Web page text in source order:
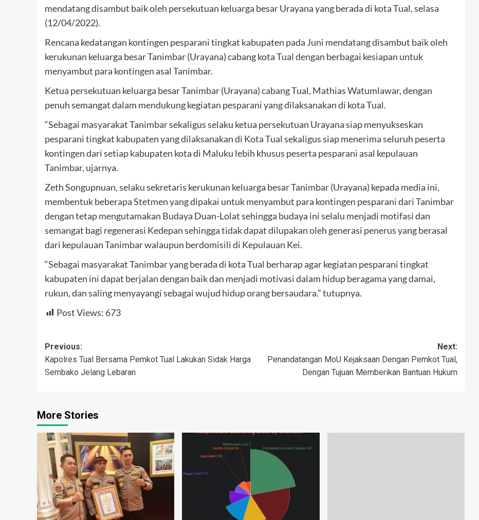
mendatang disambut baik oleh persekutuan keluarga besar Urayana yang berada di kota Tual, selasa
(12/04/2022).
Rencana kedatangan kontingen pesparani tingkat kabupaten pada Juni mendatang disambut baik oleh
kerukunan keluarga besar Tanimbar (Urayana) cabang kota Tual dengan berbagai kesiapan untuk
menyambut para kontingen asal Tanimbar.
Ketua persekutuan keluarga besar Tanimbar (Urayana) cabang Tual, Mathias Watumlawar, dengan
penuh semangat dalam mendukung kegiatan pesparani yang dilaksanakan di kota Tual.
“Sebagai masyarakat Tanimbar sekaligus selaku ketua persekutuan Urayana siap menyukseskan
pesparani tingkat kabupaten yang dilaksanakan di Kota Tual sekaligus siap menerima seluruh peserta
kontingen dari setiap kabupaten kota di Maluku lebih khusus peserta pesparani asal kepulauan
Tanimbar, ujarnya.
Zeth Songupnuan, selaku sekretaris kerukunan keluarga besar Tanimbar (Urayana) kepada media ini,
membentuk beberapa Stetmen yang dipakai untuk menyambut para kontingen pesparani dari Tanimbar
dengan tetap mengutamakan Budaya Duan-Lolat sehingga budaya ini selalu menjadi motifasi dan
semangat bagi regenerasi Kedepan sehingga tidak dapat dilupakan oleh generasi penerus yang berasal
dari kepulauan Tanimbar walaupun berdomisili di Kepulauan Kei.
“Sebagai masyarakat Tanimbar yang berada di kota Tual berharap agar kegiatan pesparani tingkat
kabupaten ini dapat berjalan dengan baik dan menjadi motivasi dalam hidup beragama yang damai,
rukun, dan saling menyayangi sebagai wujud hidup orang bersaudara.” tutupnya.
Post Views: 673
Post
navigation
Previous:
Kapolres Tual Bersama Pemkot Tual Lakukan Sidak Harga
Sembako Jelang Lebaran
Next:
Penandatangan MoU Kejaksaan Dengan Pemkot Tual,
Dengan Tujuan Memberikan Bantuan Hukum
More Stories